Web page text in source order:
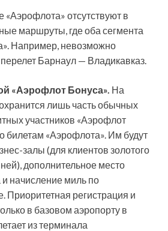
«Аэрофлота» отсутствуют в
маршруты, где оба сегмента
Например, невозможно
Барнаул — Владикавказ.
«Аэрофлот Бонуса». На
лишь часть обычных
участников «Аэрофлот
билетам «Аэрофлота». Им будут
залы (для клиентов золотого
дополнительное место
начисление миль по
Приоритетная регистрация и
в базовом аэропорту в
из терминала